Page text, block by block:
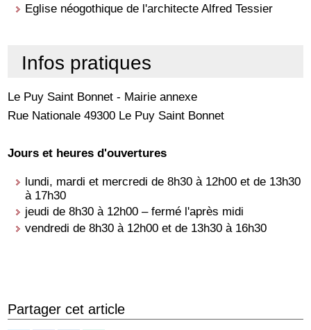
Eglise néogothique de l'architecte Alfred Tessier
Infos pratiques
Le Puy Saint Bonnet - Mairie annexe
Rue Nationale 49300 Le Puy Saint Bonnet
Jours et heures d'ouvertures
lundi, mardi et mercredi de 8h30 à 12h00 et de 13h30
à 17h30
jeudi de 8h30 à 12h00 – fermé l'après midi
vendredi de 8h30 à 12h00 et de 13h30 à 16h30
Partager cet article